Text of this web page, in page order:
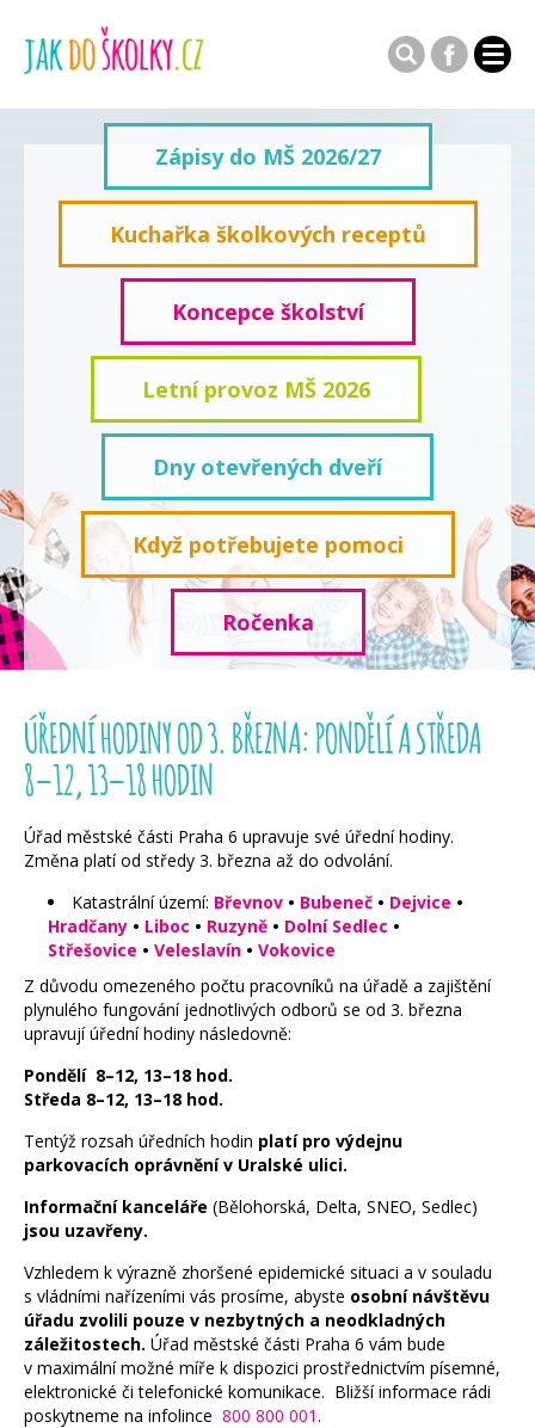
Zápisy do MŠ 2026/27
Kuchařka školkových receptů
Koncepce školství
Letní provoz MŠ 2026
Dny otevřených dveří
Když potřebujete pomoci
Ročenka
ÚŘEDNÍ HODINY OD 3. BŘEZNA: PONDĚLÍ A STŘEDA
8–12, 13–18 HODIN
Úřad městské části Praha 6 upravuje své úřední hodiny.
Změna platí od středy 3. března až do odvolání.
Katastrální území: Břevnov • Bubeneč • Dejvice •
Hradčany • Liboc • Ruzyně • Dolní Sedlec •
Střešovice • Veleslavín • Vokovice
Z důvodu omezeného počtu pracovníků na úřadě a zajištění
plynulého fungování jednotlivých odborů se od 3. března
upravují úřední hodiny následovně:
Pondělí 8–12, 13–18 hod.
Středa 8–12, 13–18 hod.
Tentýž rozsah úředních hodin platí pro výdejnu
parkovacích oprávnění v Uralské ulici.
Informační kanceláře (Bělohorská, Delta, SNEO, Sedlec)
jsou uzavřeny.
Vzhledem k výrazně zhoršené epidemické situaci a v souladu
s vládními nařízeními vás prosíme, abyste osobní návštěvu
úřadu zvolili pouze v nezbytných a neodkladných
záležitostech. Úřad městské části Praha 6 vám bude
v maximální možné míře k dispozici prostřednictvím písemné,
elektronické či telefonické komunikace. Bližší informace rádi
poskytneme na infolince 800 800 001.